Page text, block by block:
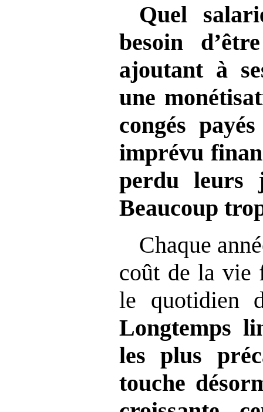
Quel
besoin
ajoutant à
une
congés
imprévu
perdu leurs
Beaucoup
Chaque
coût de la vie
le quotidien
Longtemps
les plus
touche